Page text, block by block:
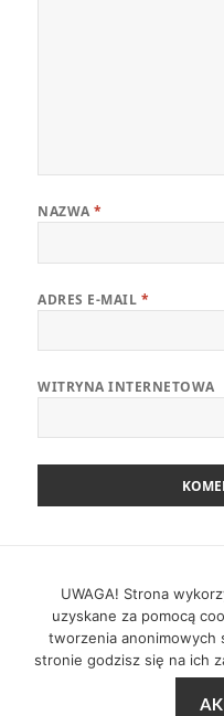
NAZWA*
ADRES E-MAIL *
WITRYNA INTERNETOWA
Poprzedni
wpis:
Zwinny
NASTĘPNY
Zwinny
UWAGA! Strona
uzyskane za pomocą
tworzenia anonimowych
stronie godzisz się na ich